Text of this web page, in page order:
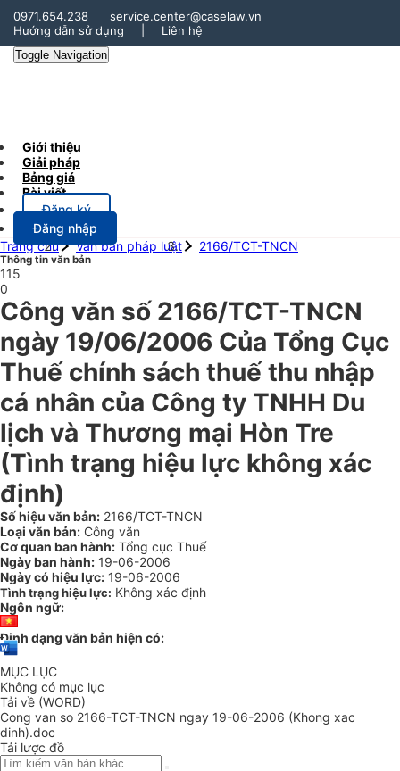
0971.654.238
service.center@caselaw.vn
Hướng dẫn sử dụng
Liên hệ
Toggle Navigation
Giới thiệu
Giải pháp
Bảng giá
Bài viết
Đăng ký
Đăng nhập
Trang chủ
Văn bản pháp luật 2166/TCT-TNCN
Thông tin văn bản
115
0
Công văn số 2166/TCT-TNCN
ngày 19/06/2006 Của Tổng Cục
Thuế chính sách thuế thu nhập
cá nhân của Công ty TNHH Du
lịch và Thương mại Hòn Tre
(Tình trạng hiệu lực không xác
định)
Số hiệu văn bản: 2166/TCT-TNCN
Loại văn bản: Công văn
Cơ quan ban hành: Tổng cục Thuế
Ngày ban hành: 19-06-2006
Ngày có hiệu lực: 19-06-2006
Tình trạng hiệu lực: Không xác định
Ngôn ngữ:
Định dạng văn bản hiện có:
MỤC LỤC
Không có mục lục
Tải về (WORD)
Cong van so 2166-TCT-TNCN ngay 19-06-2006 (Khong xac
dinh).doc
Tải lược đồ